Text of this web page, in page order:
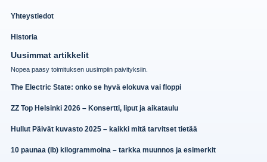
Yhteystiedot
Historia
Uusimmat artikkelit
Nopea paasy toimituksen uusimpiin paivityksiin.
The Electric State: onko se hyvä elokuva vai floppi
ZZ Top Helsinki 2026 – Konsertti, liput ja aikataulu
Hullut Päivät kuvasto 2025 – kaikki mitä tarvitset tietää
10 paunaa (lb) kilogrammoina – tarkka muunnos ja esimerkit